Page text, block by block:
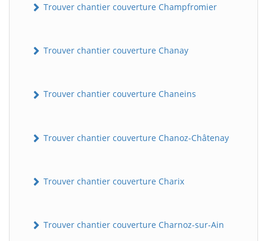
Trouver chantier couverture Champfromier
Trouver chantier couverture Chanay
Trouver chantier couverture Chaneins
Trouver chantier couverture Chanoz-Châtenay
Trouver chantier couverture Charix
Trouver chantier couverture Charnoz-sur-Ain